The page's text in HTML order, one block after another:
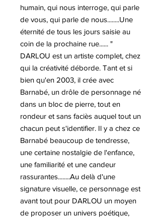
humain, qui nous interroge, qui parle
de vous, qui parle de nous........Une
éternité de tous les jours saisie au
coin de la prochaine rue...... "
DARLOU est un artiste complet, chez
qui la créativité déborde. Tant et si
bien qu'en 2003, il crée avec
Barnabé, un drôle de personnage né
dans un bloc de pierre, tout en
rondeur et sans faciès auquel tout un
chacun peut s'identifier. Il y a chez ce
Barnabé beaucoup de tendresse,
une certaine nostalgie de l'enfance,
une familiarité et une candeur
rassurantes........Au delà d'une
signature visuelle, ce personnage est
avant tout pour DARLOU un moyen
de proposer un univers poétique,